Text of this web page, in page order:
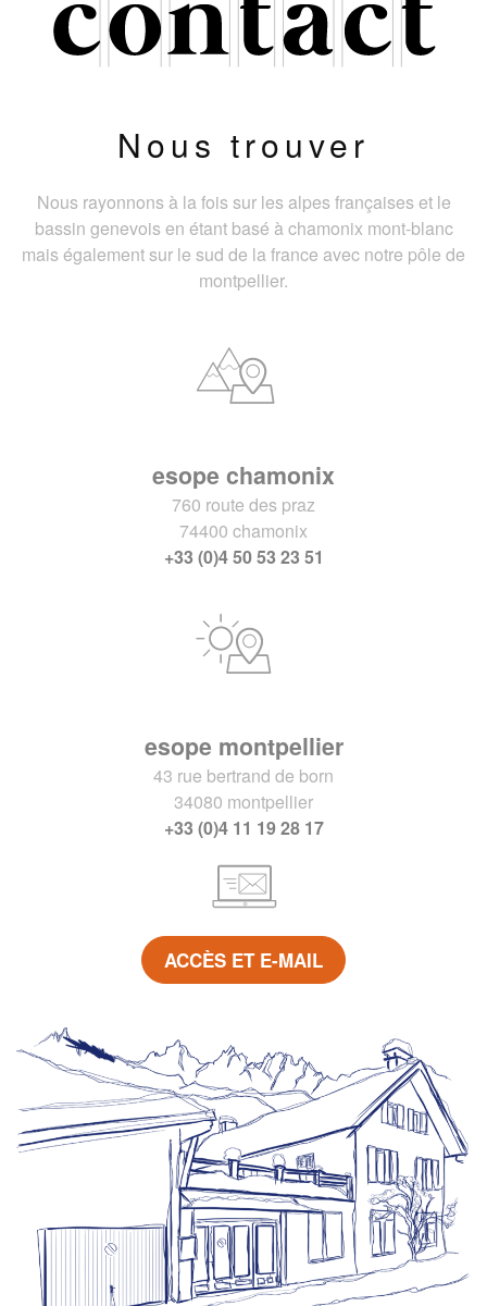
Nous trouver
Nous rayonnons à la fois sur les alpes françaises et le
bassin genevois en étant basé à chamonix mont-blanc
mais également sur le sud de la france avec notre pôle de
montpellier.
esope chamonix
760 route des praz
74400 chamonix
+33 (0)4 50 53 23 51
esope montpellier
43 rue bertrand de born
34080 montpellier
+33 (0)4 11 19 28 17
ACCÈS ET E-MAIL